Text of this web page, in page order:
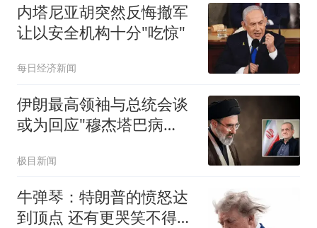
内塔尼亚胡突然反悔撤军
让以安全机构十分"吃惊"
每日经济新闻
伊朗最高领袖与总统会谈
或为回应"穆杰塔巴病
极目新闻
牛弹琴：特朗普的愤怒达
到顶点 还有更哭笑不得一